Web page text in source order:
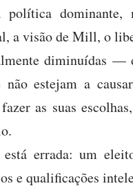
política
a visão de Mill, o
diminuídas —
estejam a
as suas
errada: um
e qualificações